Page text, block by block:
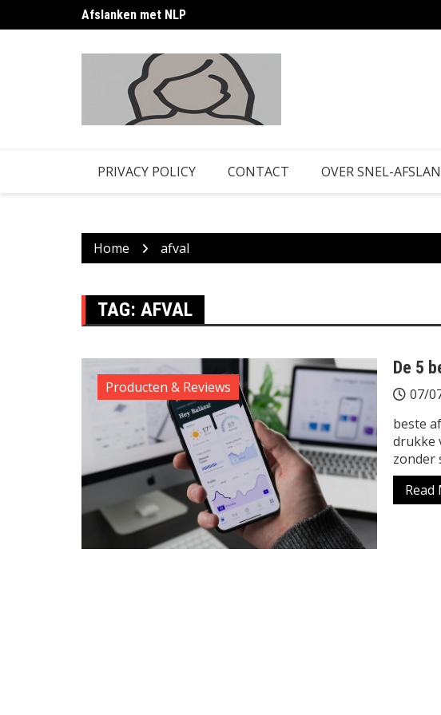
to
Afslanken met NLP
PRIVACY POLICY CONTACT OVER SNEL-
Home afval
TAG: AFVAL
Producten & Reviews
De 5
07/
beste
drukke
zonder
Read